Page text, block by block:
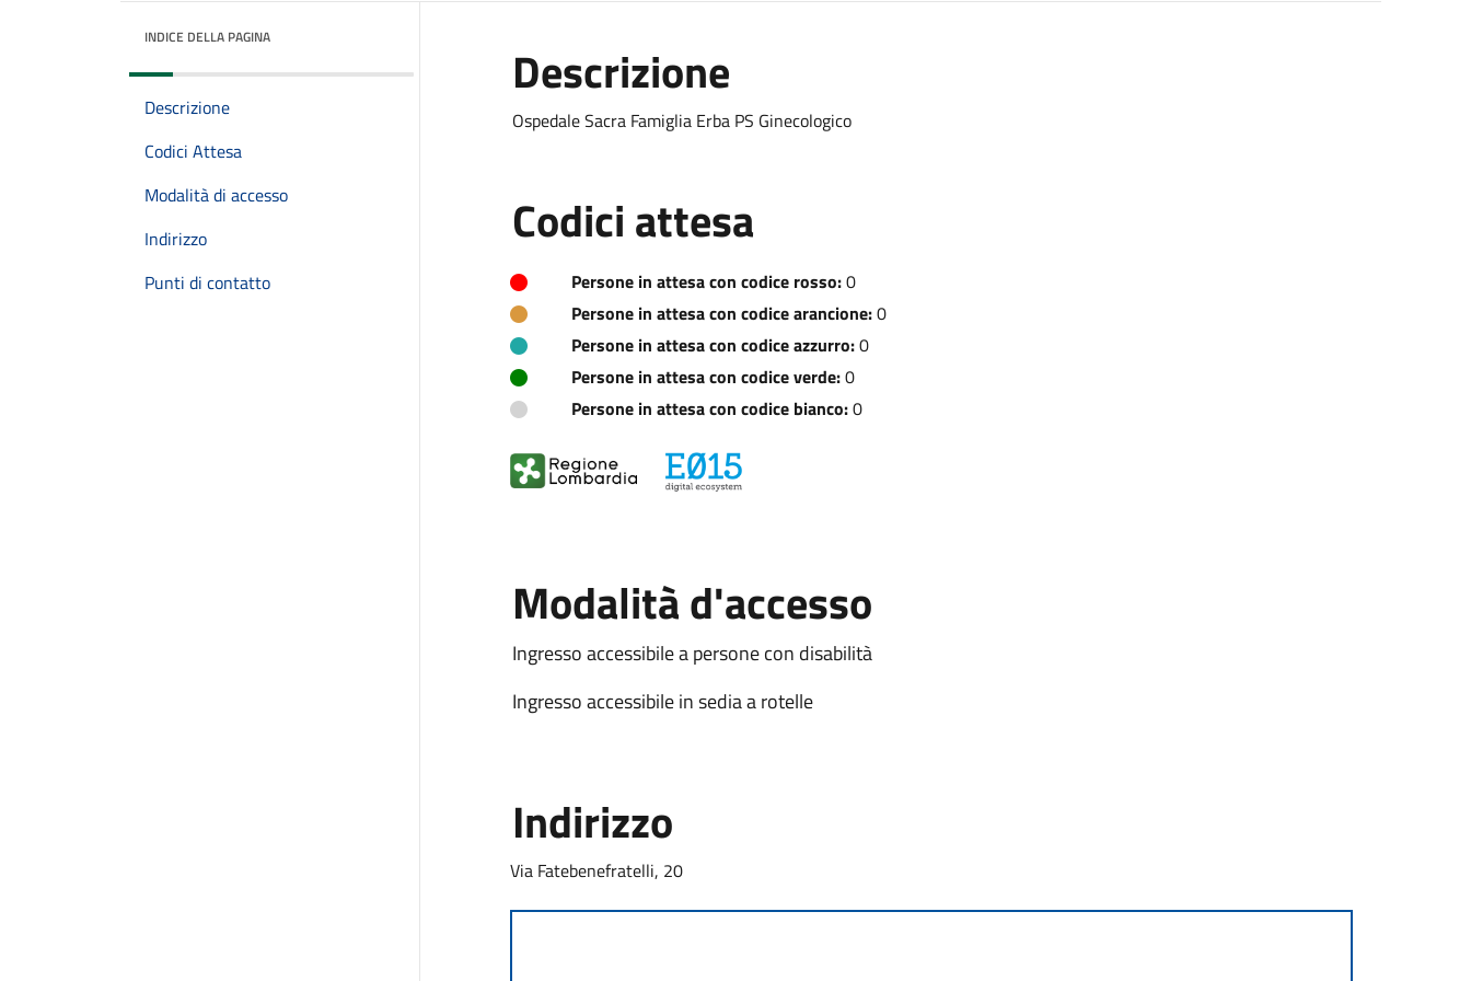
INDICE DELLA PAGINA
Descrizione
Codici Attesa
Modalità di accesso
Indirizzo
Punti di contatto
Descrizione
Ospedale Sacra Famiglia Erba PS Ginecologico
Codici attesa
Persone in attesa con codice rosso:0
Persone in attesa con codice arancione:0
Persone in attesa con codice azzurro:0
Persone in attesa con codice verde:0
Persone in attesa con codice bianco:0
Modalità d'accesso
Ingresso accessibile a persone con disabilità
Ingresso accessibile in sedia a rotelle
Indirizzo
Via Fatebenefratelli, 20